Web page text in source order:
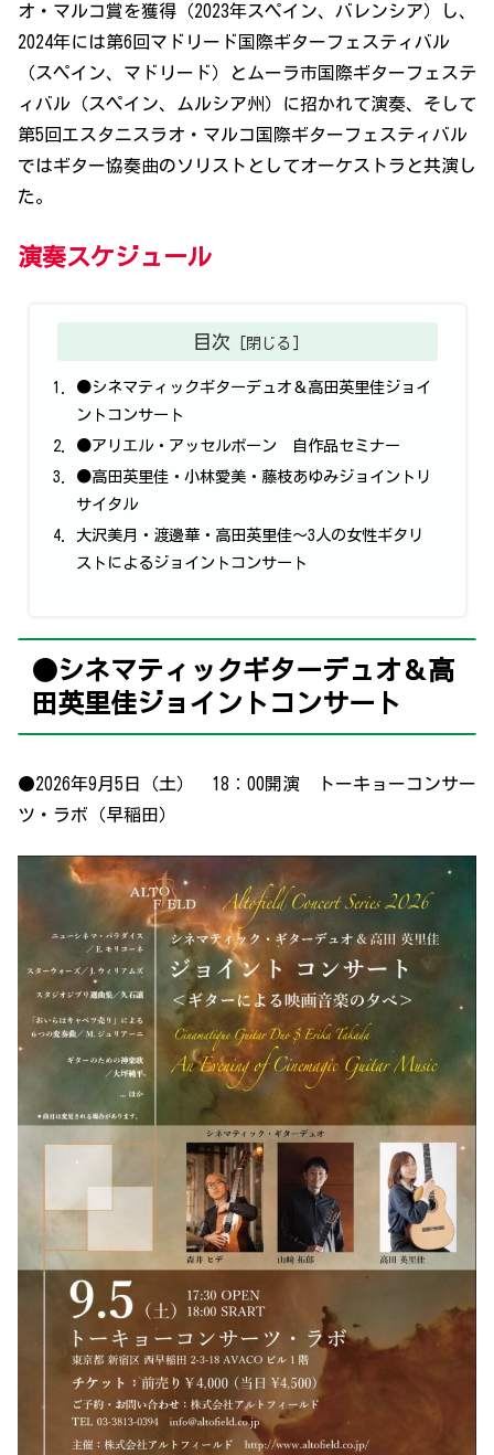
オ・マルコ賞を獲得（2023年スペイン、バレンシア）し、
2024年には第6回マドリード国際ギターフェスティバル
（スペイン、マドリード）とムーラ市国際ギターフェステ
ィバル（スペイン、ムルシア州）に招かれて演奏、そして
第5回エスタニスラオ・マルコ国際ギターフェスティバル
ではギター協奏曲のソリストとしてオーケストラと共演し
た。
演奏スケジュール
目次
●シネマティックギターデュオ＆高田英里佳ジョイ
ントコンサート
●アリエル・アッセルボーン 自作品セミナー
●高田英里佳・小林愛美・藤枝あゆみジョイントリ
サイタル
大沢美月・渡邊華・高田英里佳～3人の女性ギタリ
ストによるジョイントコンサート
●シネマティックギターデュオ＆高
田英里佳ジョイントコンサート
●2026年9月5日（土） 18：00開演 トーキョーコンサー
ツ・ラボ（早稲田）